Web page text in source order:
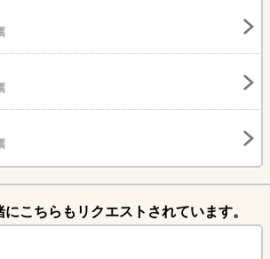
こちらもリクエストされています。